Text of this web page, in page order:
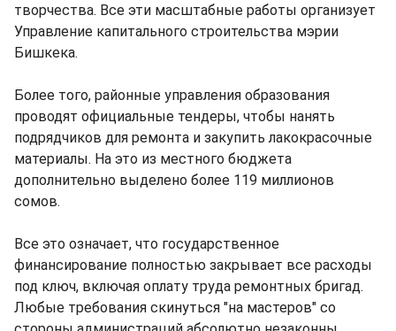
творчества. Все эти масштабные работы организует
Управление капитального строительства мэрии
Бишкека.
Более того, районные управления образования
проводят официальные тендеры, чтобы нанять
подрядчиков для ремонта и закупить лакокрасочные
материалы. На это из местного бюджета
дополнительно выделено более 119 миллионов
сомов.
Все это означает, что государственное
финансирование полностью закрывает все расходы
под ключ, включая оплату труда ремонтных бригад.
Любые требования скинуться "на мастеров" со